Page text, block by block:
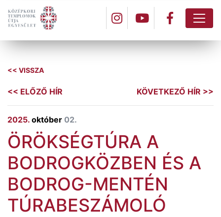
<< VISSZA
<< ELŐZŐ HÍR KÖVETKEZŐ HÍR >>
2025. október 02.
ÖRÖKSÉGTÚRA A
BODROGKÖZBEN ÉS A
BODROG-MENTÉN
TÚRABESZÁMOLÓ